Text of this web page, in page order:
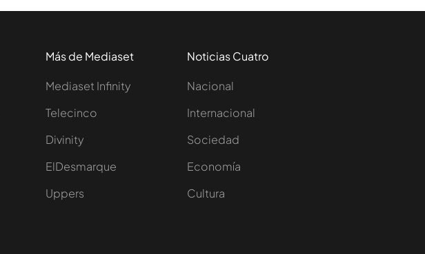
Más de Mediaset
Mediaset Infinity
Telecinco
Divinity
ElDesmarque
Uppers
Noticias Cuatro
Nacional
Internacional
Sociedad
Economía
Cultura